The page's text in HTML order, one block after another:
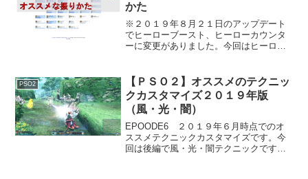
かた
※２０１９年８月２１日のアップデート
でヒーローブースト、ヒーローカウンタ
ーに変更がありました。今回はヒーロー
ーＰＡの使い方と解説はこちらをどうぞ
【ＰＳＯ２】ヒーローのＰ...
PSO2
【ＰＳＯ２】オススメのテクニッ
クカスタマイズ２０１９年版
（風・光・闇）
EPOODE6 ２０１９年６月時点でのオ
ススメテクニックカスタマイズです。今
回は後編で風・光・闇テクニックです。